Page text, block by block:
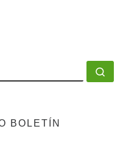
BOLETÍN